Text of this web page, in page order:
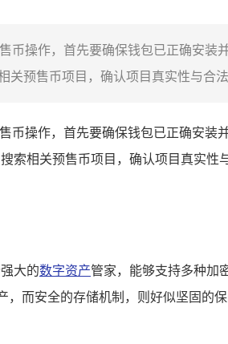
币操作，首先要确保钱包已正确安
预售币项目，确认项目真实性与合
币操作，首先要确保钱包已正确安
索相关预售币项目，确认项目真实
大的数字资产管家，能够支持多种加
而安全的存储机制，则好似坚固的